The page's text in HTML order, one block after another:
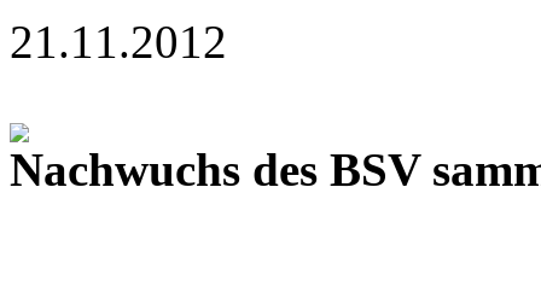
21.11.2012
Nachwuchs des BSV